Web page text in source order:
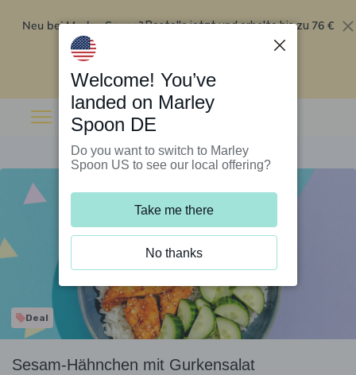
Neu bei Marley Spoon?Bestelle jetzt und erhalte bis zu 76 €
Rabatt auf deine ersten fünf Boxen
Deal
Sesam-Hähnchen mit Gurkensalat
Welcome! You’ve
landed on Marley
Spoon DE
Do you want to switch to Marley
Spoon US to see our local offering?
Take me there
No thanks